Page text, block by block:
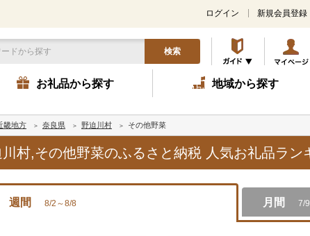
ログイン 新規会員登録
検索
お礼品から探す 地域から探す
畿地方 奈良県 野迫川村 その他野菜
村,その他野菜のふるさと納税 人気お礼品ラン
週間 8/2～8/8 月間 7/